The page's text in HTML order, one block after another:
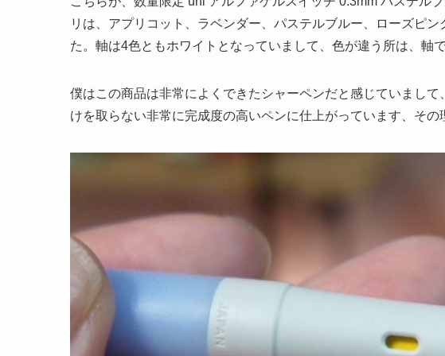
リは、アプリコット、ラベンダー、パステルブルー、ローズピン
た。軸は4色ともホワイトとなっていまして、色が違う所は、軸
僕はこの商品は非常によくできたシャーペンだと感じていまして
けを取らない非常に完成度の高いペンに仕上がっています、その